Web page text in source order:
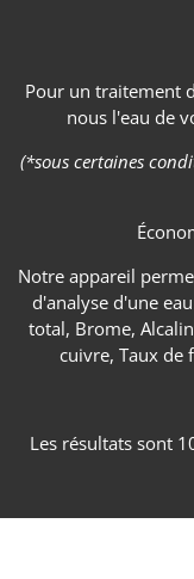
Pour un traitement
nous l'eau de
(*sous certaines
Notre appareil
d'analyse d'une
total, Brome,
cuivre, Taux de
Les résultats sont